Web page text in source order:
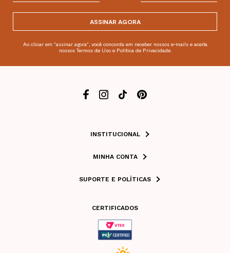
ASSINAR AGORA
Ao clicar em "assinar agora", você concorda em receber nossos e-mails e aceita
nossos Termos de Uso e Política de Privacidade.
INSTITUCIONAL
MINHA CONTA
SUPORTE E POLÍTICAS
CERTIFICADOS